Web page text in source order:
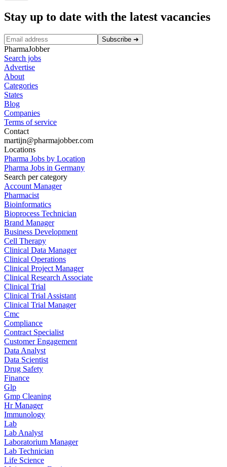
Stay up to date with the latest vacancies
Subscribe ➜
PharmaJobber
Search jobs
Advertise
About
Categories
States
Blog
Companies
Terms of service
Contact
martijn@pharmajobber.com
Locations
Pharma Jobs by Location
Pharma Jobs in Germany
Search per category
Account Manager
Pharmacist
Bioinformatics
Bioprocess Technician
Brand Manager
Business Development
Cell Therapy
Clinical Data Manager
Clinical Operations
Clinical Project Manager
Clinical Research Associate
Clinical Trial
Clinical Trial Assistant
Clinical Trial Manager
Cmc
Compliance
Contract Specialist
Customer Engagement
Data Analyst
Data Scientist
Drug Safety
Finance
Glp
Gmp Cleaning
Hr Manager
Immunology
Lab
Lab Analyst
Laboratorium Manager
Lab Technician
Life Science